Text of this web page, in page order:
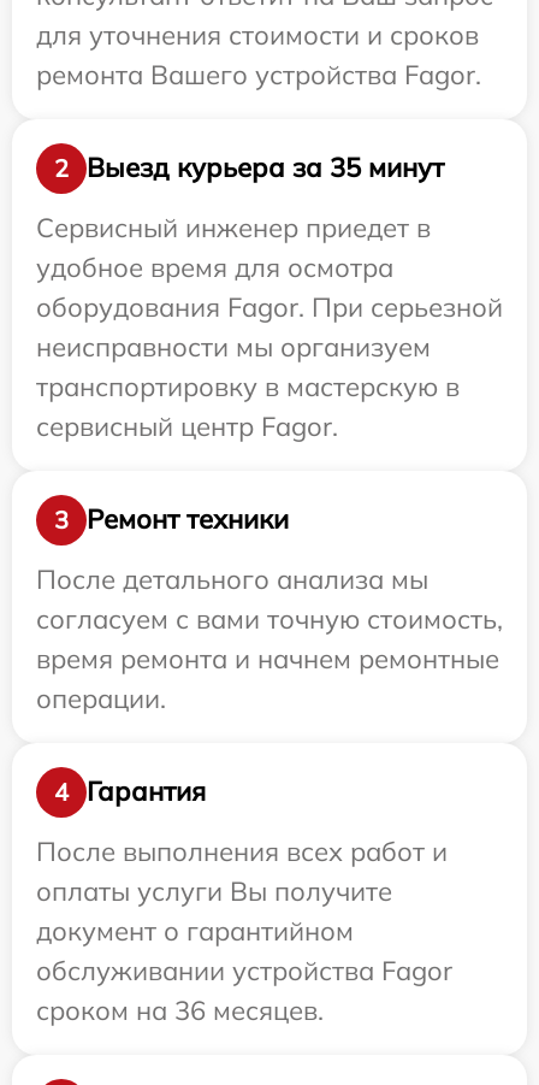
для уточнения стоимости и сроков
ремонта Вашего устройства Fagor.
2
Выезд курьера за 35 минут
Сервисный инженер приедет в
удобное время для осмотра
оборудования Fagor. При серьезной
неисправности мы организуем
транспортировку в мастерскую в
сервисный центр Fagor.
3
Ремонт техники
После детального анализа мы
согласуем с вами точную стоимость,
время ремонта и начнем ремонтные
операции.
4
Гарантия
После выполнения всех работ и
оплаты услуги Вы получите
документ о гарантийном
обслуживании устройства Fagor
сроком на 36 месяцев.